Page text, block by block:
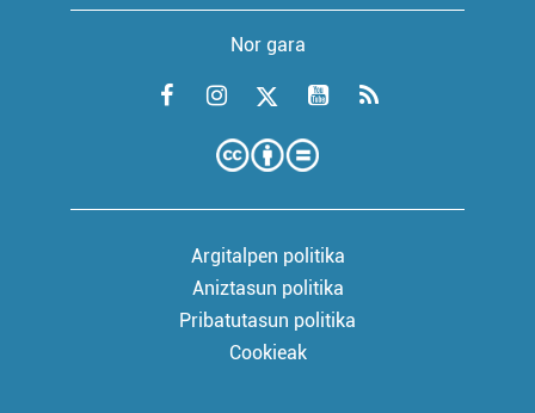
Nor gara
Argitalpen politika
Aniztasun politika
Pribatutasun politika
Cookieak